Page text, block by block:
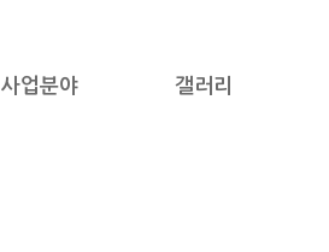
사업분야 갤러리